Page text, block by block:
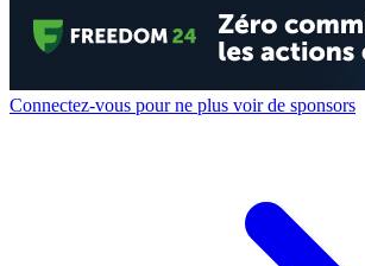
Connectez-vous pour ne plus voir de sponsors